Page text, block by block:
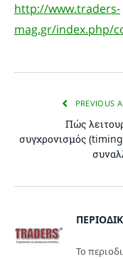
http://www.traders-
mag.gr/index.php/
PREVIOUS
Πώς
συγχρονισμός
Το